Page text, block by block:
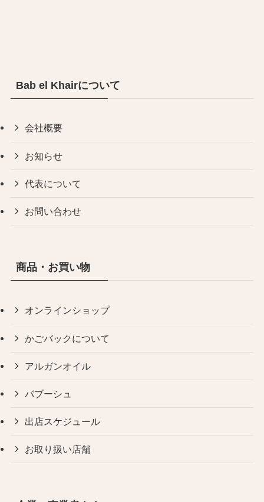
Bab el Khairについて
会社概要
お知らせ
代表について
お問い合わせ
商品・お買い物
オンラインショップ
かごバックについて
アルガンオイル
バブーシュ
出店スケジュール
お取り扱い店舗